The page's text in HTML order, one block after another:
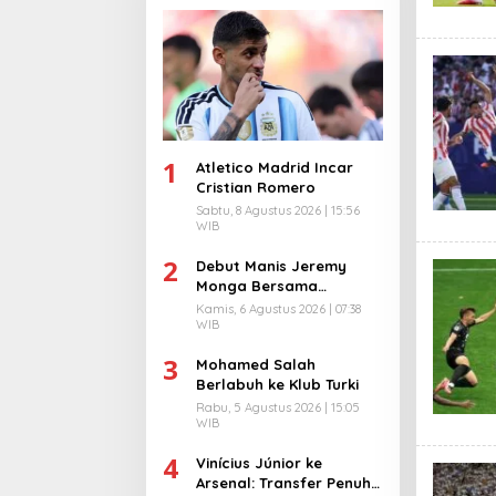
1
Atletico Madrid Incar
Cristian Romero
Sabtu, 8 Agustus 2026 | 15:56
WIB
2
Debut Manis Jeremy
Monga Bersama
Manchester City
Kamis, 6 Agustus 2026 | 07:38
WIB
3
Mohamed Salah
Berlabuh ke Klub Turki
Rabu, 5 Agustus 2026 | 15:05
WIB
4
Vinícius Júnior ke
Arsenal: Transfer Penuh